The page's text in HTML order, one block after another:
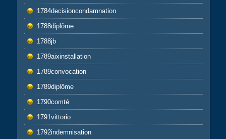
1784decisioncondamnation
1788diplôme
1788jb
1789aixinstallation
1789convocation
1789diplôme
1790comté
1791vittorio
1792indemnisation